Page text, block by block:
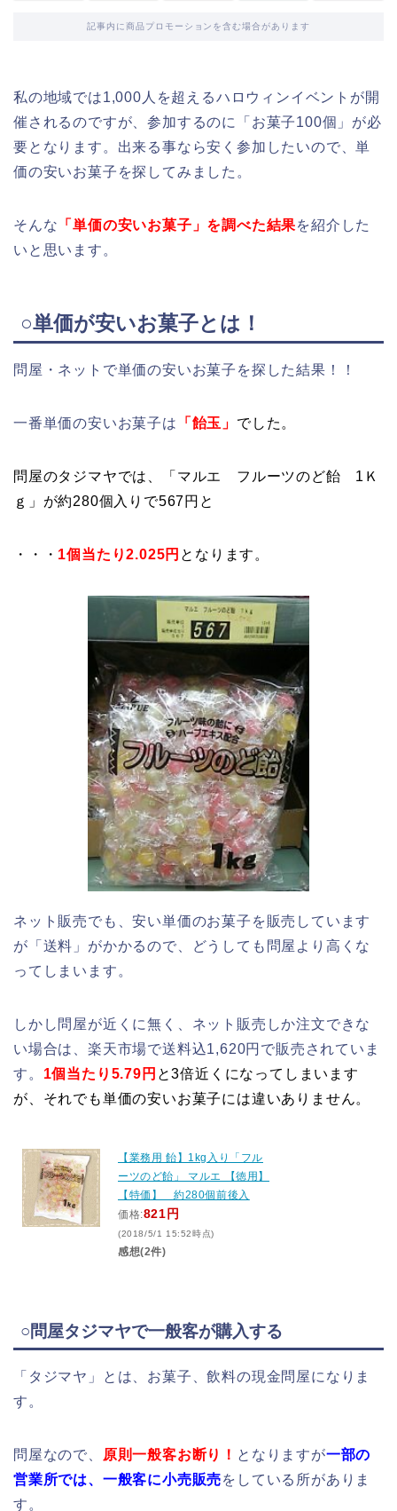
記事内に商品プロモーションを含む場合があります
私の地域では1,000人を超えるハロウィンイベントが開
催されるのですが、参加するのに「お菓子100個」が必
要となります。出来る事なら安く参加したいので、単
価の安いお菓子を探してみました。
そんな 「単価の安いお菓子」を調べた結果を紹介した
いと思います。
○単価が安いお菓子とは！
問屋・ネットで単価の安いお菓子を探した結果！！
一番単価の安いお菓子は 「飴玉」 でした。
問屋のタジマヤでは、「マルエ フルーツのど飴 1Ｋ
ｇ」が約280個入りで567円と
・・・ 1個当たり2.025円 となります。
ネット販売でも、安い単価のお菓子を販売しています
が「送料」がかかるので、どうしても問屋より高くな
ってしまいます。
しかし問屋が近くに無く、ネット販売しか注文できな
い場合は、楽天市場で送料込1,620円で販売されていま
す。 1個当たり5.79円 と3倍近くになってしまいます
が、それでも単価の安いお菓子には違いありません。
【業務用 飴】1kg入り「フル
ーツのど飴」 マルエ 【徳用】
【特価】 約280個前後入
価格:821円
(2018/5/1 15:52時点)
感想(2件)
○問屋タジマヤで一般客が購入する
「タジマヤ」とは、お菓子、飲料の現金問屋になりま
す。
問屋なので、 原則一般客お断り！ となりますが一部の
営業所では、一般客に小売販売をしている所がありま
す。